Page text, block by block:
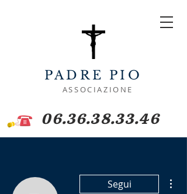
PADRE PIO
ASSOCIAZIONE
06.36.38.33.46
Segui